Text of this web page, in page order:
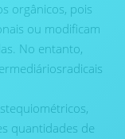
orgânicos, pois
ou modificam
No entanto,
quantidades de